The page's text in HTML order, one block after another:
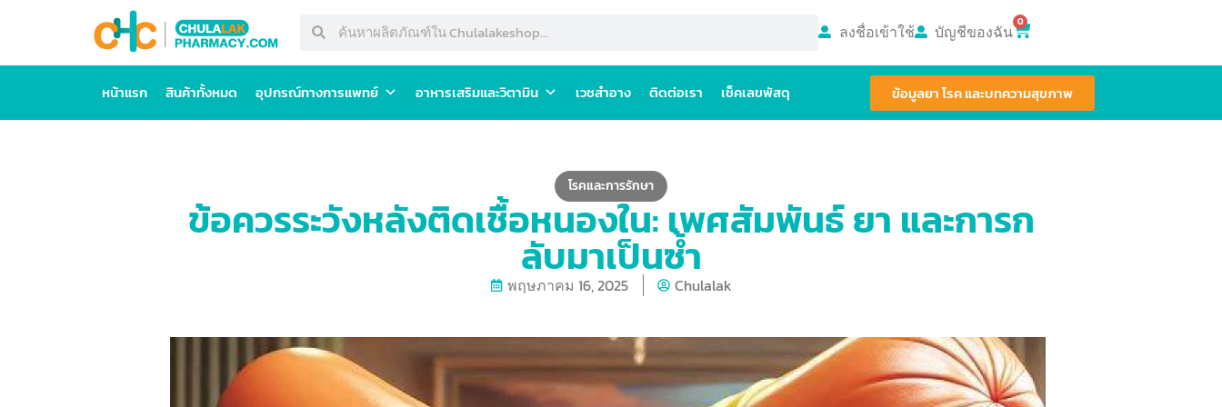
ลงชื่อเข้าใช้ บัญชีของฉัน 0
หน้าแรก สินค้าทั้งหมด อุปกรณ์ทางการแพทย์ อาหารเสริมและวิตามิน เวชสำอาง ติดต่อเรา เช็คเลขพัสดุ ข้อมูลยา โรค และบทความสุขภาพ
โรคและการรักษา
ข้อควรระวังหลังติดเชื้อหนองใน: เพศสัมพันธ์ ยา และการก
ลับมาเป็นซ้ำ
พฤษภาคม 16, 2025 Chulalak